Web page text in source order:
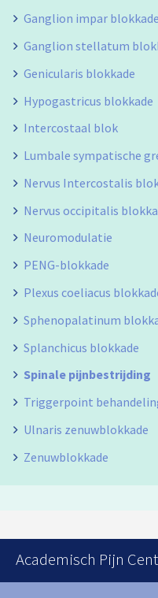
Ganglion impar blokkade
Ganglion stellatum
Genicularis blokkade
Hypogastricus blokkade
Intercostaal blok
Lumbale sympatische
Nervus Intercostalis
Nervus occipitalis
Neuromodulatie
PENG-blokkade
Plexus coeliacus
Sphenopalatinum
Splanchicus blokkade
Spinale pijnbestrijding
Triggerpoint
Ulnaris zenuwblokkade
Zenuwblokkade
Academisch Pijn